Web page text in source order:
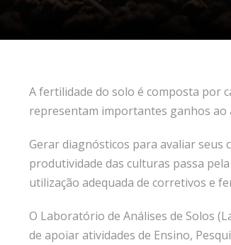
A fertilidade do solo é composta por
representam importantes ganhos ao
Gerar diagnósticos para avaliar seus
produtividade das culturas passa
utilização adequada de corretivos e
O Laboratório de Análises de Solos
de apoiar atividades de Ensino,